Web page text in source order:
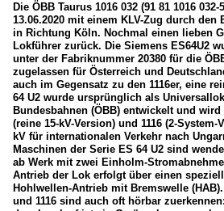
Die ÖBB Taurus 1016 032 (91 81 1016
13.06.2020 mit einem KLV-Zug durch den
in Richtung Köln. Nochmal einen lieben
Lokführer zurück. Die Siemens ES64U2
unter der Fabriknummer 20380 für die
zugelassen für Österreich und
auch im Gegensatz zu den 1116er, eine
64 U2 wurde ursprünglich als
Bundesbahnen (ÖBB) entwickelt und
(reine 15-kV-Version) und 1116 (2-
kV für internationalen Verkehr nach
Maschinen der Serie ES 64 U2 sind
ab Werk mit zwei Einholm-
Antrieb der Lok erfolgt über einen
Hohlwellen-Antrieb mit Bremswelle
und 1116 sind auch oft hörbar